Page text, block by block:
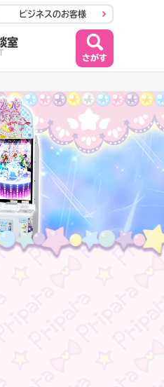
室
ビジネスのお客様